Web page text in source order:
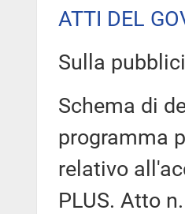
ATTI DEL
Sulla
Schema di
programma
relativo
PLUS. Atto